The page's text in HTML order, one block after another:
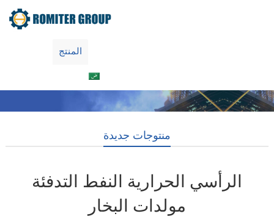
المنتج
منتوجات جديدة
الرأسي الحرارية النفط التدفئة
مولدات البخار